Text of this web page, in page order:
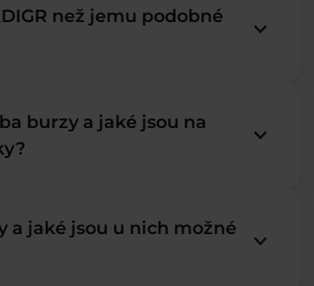
než jemu podobné
keyboard_arrow_down
burzy a jaké jsou na
keyboard_arrow_down
a jaké jsou u nich možné
keyboard_arrow_down